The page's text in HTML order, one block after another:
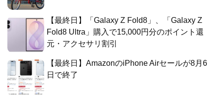
【最終日】「Galaxy Z Fold8」、「Galaxy Z
Fold8 Ultra」購入で15,000円分のポイント還
元・アクセサリ割引
【最終日】AmazonのiPhone Airセールが8月6
日で終了